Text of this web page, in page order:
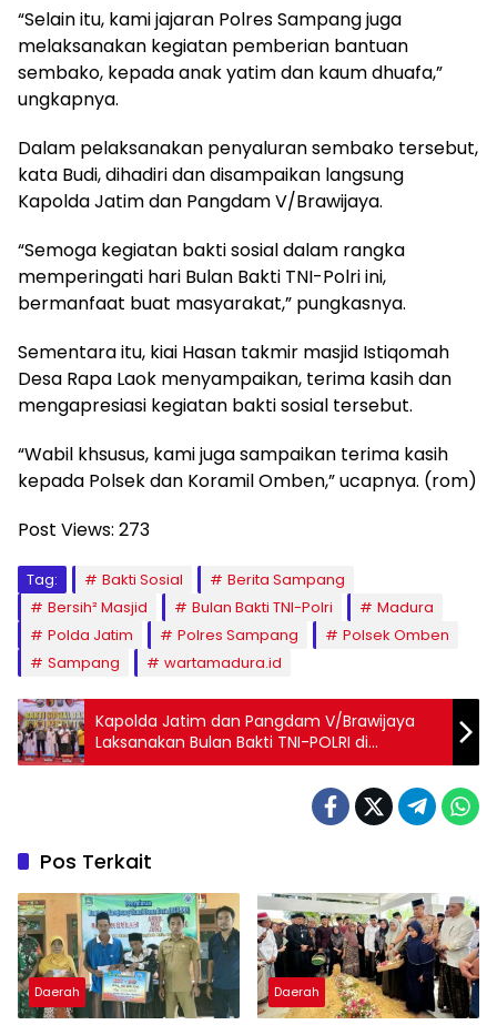
“Selain itu, kami jajaran Polres Sampang juga
melaksanakan kegiatan pemberian bantuan
sembako, kepada anak yatim dan kaum dhuafa,”
ungkapnya.
Dalam pelaksanakan penyaluran sembako tersebut,
kata Budi, dihadiri dan disampaikan langsung
Kapolda Jatim dan Pangdam V/Brawijaya.
“Semoga kegiatan bakti sosial dalam rangka
memperingati hari Bulan Bakti TNI-Polri ini,
bermanfaat buat masyarakat,” pungkasnya.
Sementara itu, kiai Hasan takmir masjid Istiqomah
Desa Rapa Laok menyampaikan, terima kasih dan
mengapresiasi kegiatan bakti sosial tersebut.
“Wabil khsusus, kami juga sampaikan terima kasih
kepada Polsek dan Koramil Omben,” ucapnya. (rom)
Post Views: 273
Tag: Bakti Sosial
Berita Sampang
Bersih² Masjid
Bulan Bakti TNI-Polri
Madura
Polda Jatim
Polres Sampang
Polsek Omben
Sampang
wartamadura.id
Kapolda Jatim dan Pangdam V/Brawijaya
Laksanakan Bulan Bakti TNI-POLRI di
Sampang
Pos Terkait
Daerah Daerah